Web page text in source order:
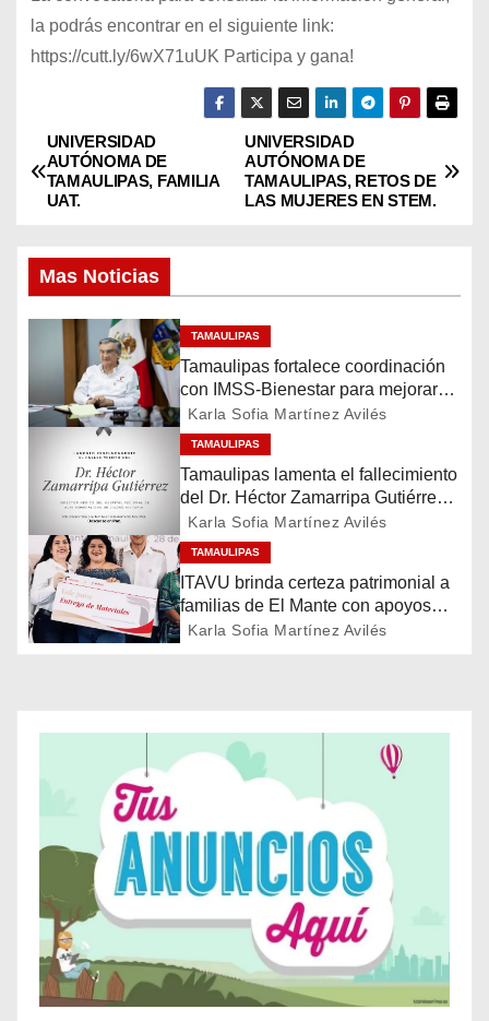
la podrás encontrar en el siguiente link:
https://cutt.ly/6wX71uUK Participa y gana!
N
a
e
a
c
ó
n
d
r
a
d
a
UNIVERSIDAD
AUTÓNOMA DE
TAMAULIPAS, RETOS DE
LAS MUJERES EN STEM.
UNIVERSIDAD
AUTÓNOMA DE
TAMAULIPAS, FAMILIA
UAT.
Mas Noticias
TAMAULIPAS
Tamaulipas fortalece coordinación
con IMSS-Bienestar para mejorar
servicios de salud
Karla Sofia Martínez Avilés
TAMAULIPAS
Tamaulipas lamenta el fallecimiento
del Dr. Héctor Zamarripa Gutiérrez,
destacado servidor de la salud
Karla Sofia Martínez Avilés
TAMAULIPAS
ITAVU brinda certeza patrimonial a
familias de El Mante con apoyos
para mejorar sus viviendas
Karla Sofia Martínez Avilés